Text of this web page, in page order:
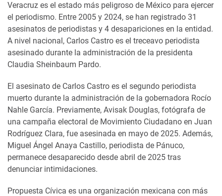
Veracruz es el estado más peligroso de México para ejercer
el periodismo. Entre 2005 y 2024, se han registrado 31
asesinatos de periodistas y 4 desapariciones en la entidad.
A nivel nacional, Carlos Castro es el treceavo periodista
asesinado durante la administración de la presidenta
Claudia Sheinbaum Pardo.
El asesinato de Carlos Castro es el segundo periodista
muerto durante la administración de la gobernadora Rocío
Nahle García. Previamente, Avisak Douglas, fotógrafa de
una campaña electoral de Movimiento Ciudadano en Juan
Rodríguez Clara, fue asesinada en mayo de 2025. Además,
Miguel Ángel Anaya Castillo, periodista de Pánuco,
permanece desaparecido desde abril de 2025 tras
denunciar intimidaciones.
Propuesta Cívica es una organización mexicana con más